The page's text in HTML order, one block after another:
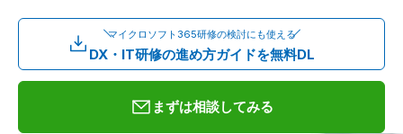
マイクロソフト365研修の検討にも使える
DX・IT研修の進め方ガイドを無料DL
まずは相談してみる